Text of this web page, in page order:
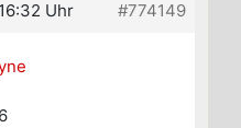
Uhr #774149